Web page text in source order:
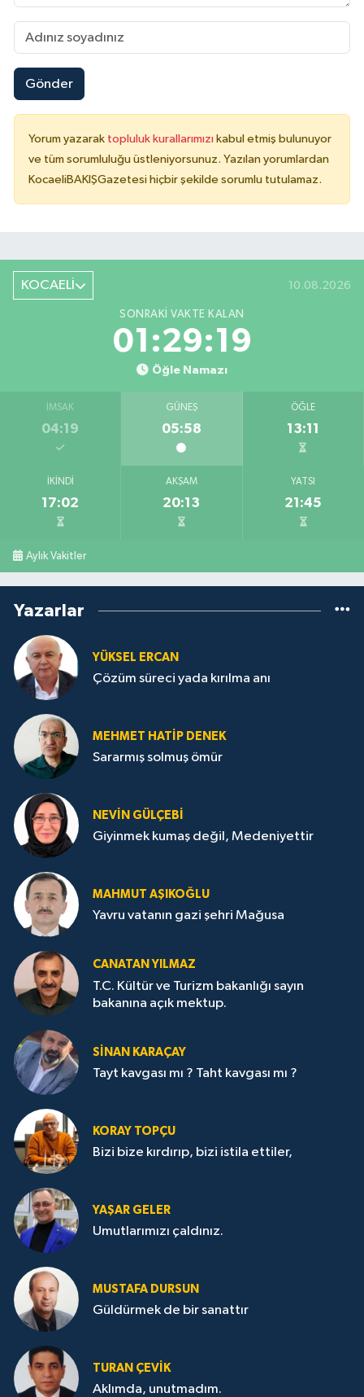
Gönder
Yorum yazarak topluluk kurallarımızı kabul etmiş bulunuyor
ve tüm sorumluluğu üstleniyorsunuz. Yazılan yorumlardan
KocaeliBAKIŞGazetesi hiçbir şekilde sorumlu tutulamaz.
KOCAELİ 10.08.2026
SONRAKI VAKTE KALAN
01:29:19
Öğle Namazı
İMSAK
04:19
GÜNEŞ
05:58
ÖĞLE
13:11
İKINDI
17:02
AKŞAM
20:13
YATSI
21:45
Aylık Vakitler
Yazarlar
YÜKSEL ERCAN
Çözüm süreci yada kırılma anı
MEHMET HATİP DENEK
Sararmış solmuş ömür
NEVİN GÜLÇEBİ
Giyinmek kumaş değil, Medeniyettir
MAHMUT AŞIKOĞLU
Yavru vatanın gazi şehri Mağusa
CANATAN YILMAZ
T.C. Kültür ve Turizm bakanlığı sayın
bakanına açık mektup.
SİNAN KARAÇAY
Tayt kavgası mı ? Taht kavgası mı ?
KORAY TOPÇU
Bizi bize kırdırıp, bizi istila ettiler,
YAŞAR GELER
Umutlarımızı çaldınız.
MUSTAFA DURSUN
Güldürmek de bir sanattır
TURAN ÇEVİK
Aklımda, unutmadım.